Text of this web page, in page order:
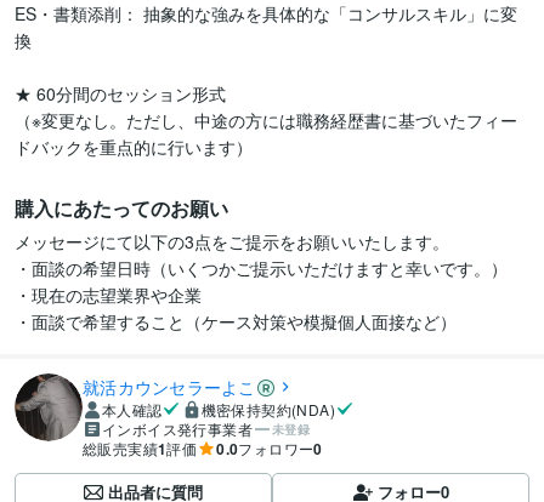
ES・書類添削： 抽象的な強みを具体的な「コンサルスキル」に変
換
★ 60分間のセッション形式
（※変更なし。ただし、中途の方には職務経歴書に基づいたフィー
ドバックを重点的に行います）
購入にあたってのお願い
メッセージにて以下の3点をご提示をお願いいたします。
・面談の希望日時（いくつかご提示いただけますと幸いです。）
・現在の志望業界や企業
就活カウンセラーよこ
本人確認
機密保持契約(NDA)
インボイス発行事業者
未登録
総販売実績1評価 0.0フォロワー0
出品者に質問 フォロー0